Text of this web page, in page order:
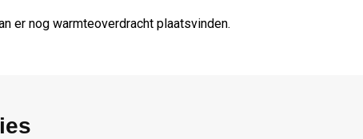
er nog warmteoverdracht plaatsvinden.